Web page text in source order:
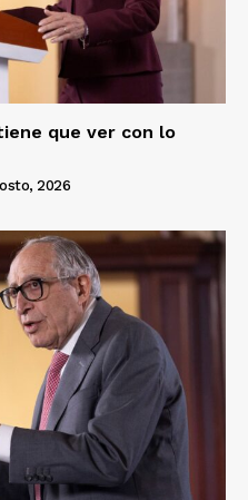
que ver con lo
2026